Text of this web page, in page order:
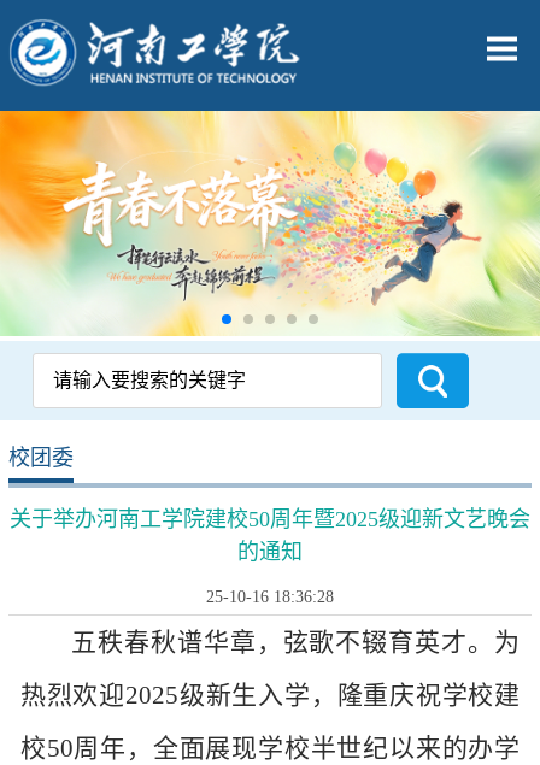
校团委
关于举办河南工学院建校50周年暨2025级迎新文艺晚会
的通知
25-10-16 18:36:28
五秩春秋谱华章，弦歌不辍育英才。为
热烈欢迎2025级新生入学，隆重庆祝学校建
校50周年，全面展现学校半世纪以来的办学